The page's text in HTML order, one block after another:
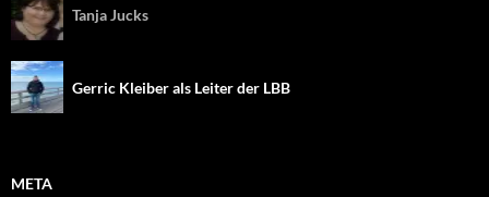
Tanja Jucks
Gerric Kleiber als Leiter der LBB
META